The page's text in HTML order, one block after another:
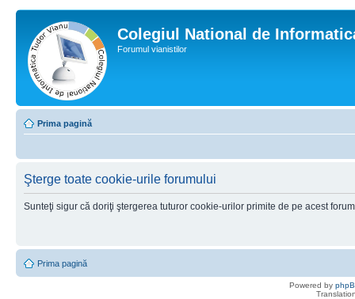
Colegiul National de
Forumul vianistilor
Prima pagină
Şterge toate cookie-urile forumului
Sunteţi sigur că doriţi ştergerea tuturor cookie-urilor primite de pe acest
Prima pagină
Powered by